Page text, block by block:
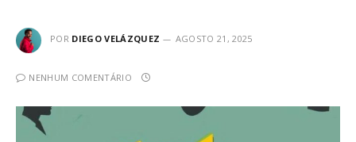
POR DIEGO VELÁZQUEZ AGOSTO 21, 2025
NENHUM COMENTÁRIO